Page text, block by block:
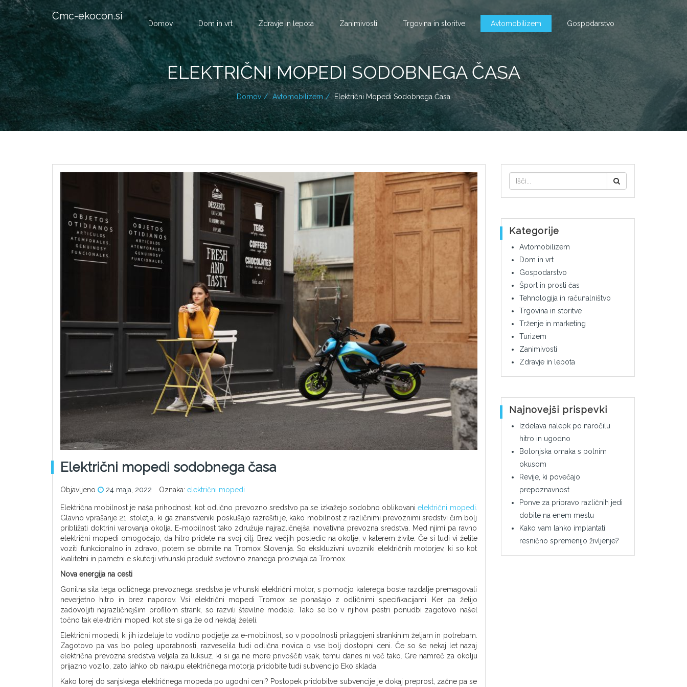
Cmc-ekocon.si
Domov Dom in vrt Zdravje in lepota Zanimivosti Trgovina in storitve Avtomobilizem Gospodarstvo
ELEKTRIČNI MOPEDI SODOBNEGA ČASA
Domov Avtomobilizem Električni Mopedi Sodobnega Časa
Električni mopedi sodobnega časa
Objavljeno 24 maja, 2022 Oznaka: električni mopedi
Električna mobilnost je naša prihodnost, kot odlično prevozno sredstvo pa se izkažejo sodobno oblikovanielektrični mopedi.
Glavno vprašanje 21. stoletja, ki ga znanstveniki poskušajo razrešiti je, kako mobilnost z različnimi prevoznimi sredstvi čim bolj
približati doktrini varovanja okolja. E-mobilnost tako združuje najrazličnejša inovativna prevozna sredstva. Med njimi pa ravno
električni mopedi omogočajo, da hitro pridete na svoj cilj. Brez večjih posledic na okolje, v katerem živite. Če si tudi vi želite
voziti funkcionalno in zdravo, potem se obrnite na Tromox Slovenija. So ekskluzivni uvozniki električnih motorjev, ki so kot
kvalitetni in pametni e skuterji vrhunski produkt svetovno znanega proizvajalca Tromox.
Nova energija na cesti
Gonilna sila tega odličnega prevoznega sredstva je vrhunski električni motor, s pomočjo katerega boste razdalje premagovali
neverjetno hitro in brez naporov. Vsi električni mopedi Tromox se ponašajo z odličnimi specifikacijami. Ker pa želijo
zadovoljiti najrazličnejšim profilom strank, so razvili številne modele. Tako se bo v njihovi pestri ponudbi zagotovo našel
točno tak električni moped, kot ste si ga že od nekdaj želeli.
Električni mopedi, ki jih izdeluje to vodilno podjetje za e-mobilnost, so v popolnosti prilagojeni strankinim željam in potrebam.
Zagotovo pa vas bo poleg uporabnosti, razveselila tudi odlična novica o vse bolj dostopni ceni. Če so še nekaj let nazaj
električna prevozna sredstva veljala za luksuz, ki si ga ne more privoščiti vsak, temu danes ni več tako. Gre namreč za okolju
prijazno vozilo, zato lahko ob nakupu električnega motorja pridobite tudi subvencijo Eko sklada.
Kako torej do sanjskega električnega mopeda po ugodni ceni? Postopek pridobitve subvencije je dokaj preprost, začne pa se
Kategorije
Avtomobilizem
Dom in vrt
Gospodarstvo
Šport in prosti čas
Tehnologija in računalništvo
Trgovina in storitve
Trženje in marketing
Turizem
Zanimivosti
Zdravje in lepota
Najnovejši prispevki
Izdelava nalepk po naročilu
hitro in ugodno
Bolonjska omaka s polnim
okusom
Revije, ki povečajo
prepoznavnost
Ponve za pripravo različnih jedi
dobite na enem mestu
Kako vam lahko implantati
resnično spremenijo življenje?